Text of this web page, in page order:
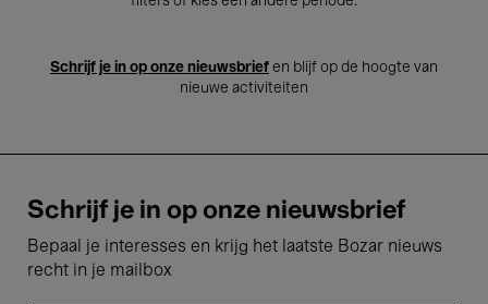
Schrijf je in op onze nieuwsbrief en blijf op de hoogte van
nieuwe activiteiten
Schrijf je in op onze nieuwsbrief
Bepaal je interesses en krijg het laatste Bozar nieuws
recht in je mailbox